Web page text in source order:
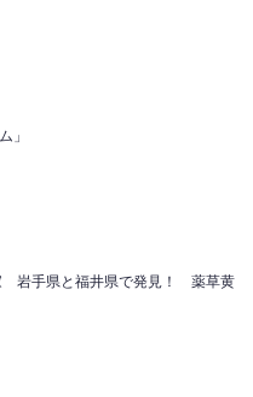
」
岩手県と福井県で発見！ 薬草黄